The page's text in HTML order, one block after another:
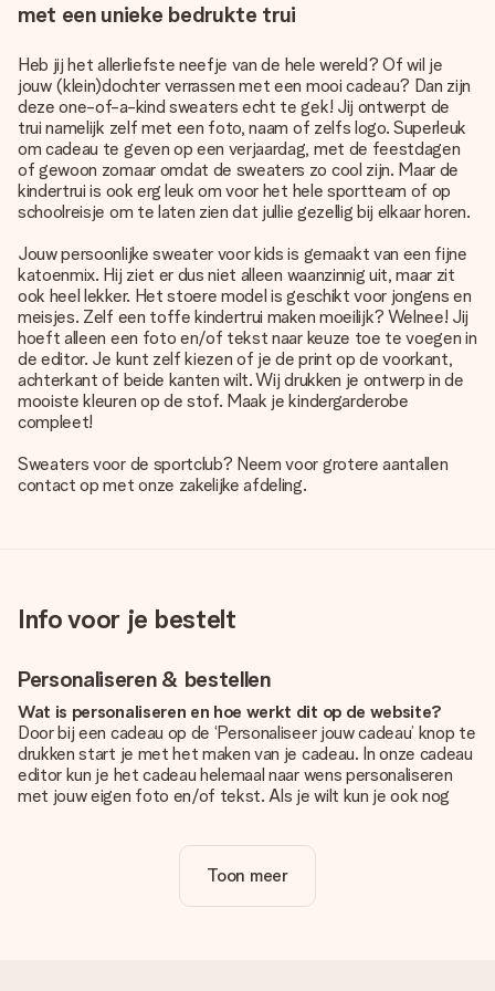
met een unieke bedrukte trui
Heb jij het allerliefste neefje van de hele wereld? Of wil je
jouw (klein)dochter verrassen met een mooi cadeau? Dan zijn
deze one-of-a-kind sweaters echt te gek! Jij ontwerpt de
trui namelijk zelf met een foto, naam of zelfs logo. Superleuk
om cadeau te geven op een verjaardag, met de feestdagen
of gewoon zomaar omdat de sweaters zo cool zijn. Maar de
kindertrui is ook erg leuk om voor het hele sportteam of op
schoolreisje om te laten zien dat jullie gezellig bij elkaar horen.
Jouw persoonlijke sweater voor kids is gemaakt van een fijne
katoenmix. Hij ziet er dus niet alleen waanzinnig uit, maar zit
ook heel lekker. Het stoere model is geschikt voor jongens en
meisjes. Zelf een toffe kindertrui maken moeilijk? Welnee! Jij
hoeft alleen een foto en/of tekst naar keuze toe te voegen in
de editor. Je kunt zelf kiezen of je de print op de voorkant,
achterkant of beide kanten wilt. Wij drukken je ontwerp in de
mooiste kleuren op de stof. Maak je kindergarderobe
compleet!
Sweaters voor de sportclub? Neem voor grotere aantallen
contact op met onze zakelijke afdeling.
Info voor je bestelt
Personaliseren & bestellen
Wat is personaliseren en hoe werkt dit op de website?
Door bij een cadeau op de ‘Personaliseer jouw cadeau’ knop te
drukken start je met het maken van je cadeau. In onze cadeau
editor kun je het cadeau helemaal naar wens personaliseren
met jouw eigen foto en/of tekst. Als je wilt kun je ook nog
Is personalisatie in de prijs inbegrepen?
De prijs die op de website wordt getoond is inclusief de
Toon meer